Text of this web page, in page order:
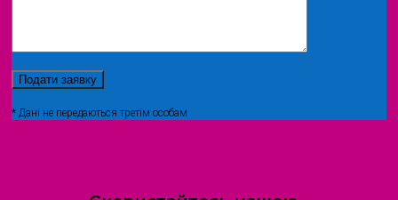
* Дані не передаються третім особам